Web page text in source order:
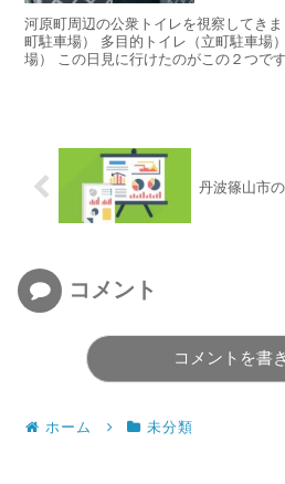
河原町周辺の公衆トイレを視察してき
町駐車場） 多目的トイレ（立町駐車場
場） この日見に行けたのがこの２つで
丹波篠山市
コメント
コメントを書
ホーム 未分類